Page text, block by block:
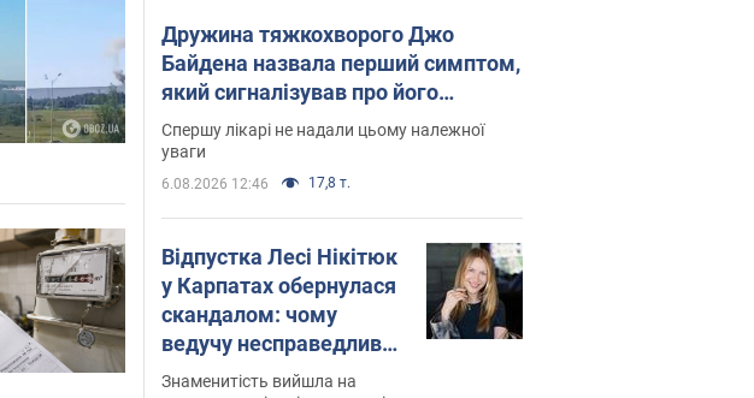
Дружина тяжкохворого Джо
Байдена назвала перший симптом,
який сигналізував про його
"агресивний" рак
Спершу лікарі не надали цьому належної
уваги
6.08.2026 12:46 17,8 т.
Відпустка Лесі Нікітюк
у Карпатах обернулася
скандалом: чому
ведучу несправедливо
захейтили
Знаменитість вийшла на